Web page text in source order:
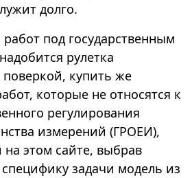
долго.
под государственным
рулетка
купить же
которые не относятся к
регулирования
измерений (ГРОЕИ),
этом сайте, выбрав
задачи модель из